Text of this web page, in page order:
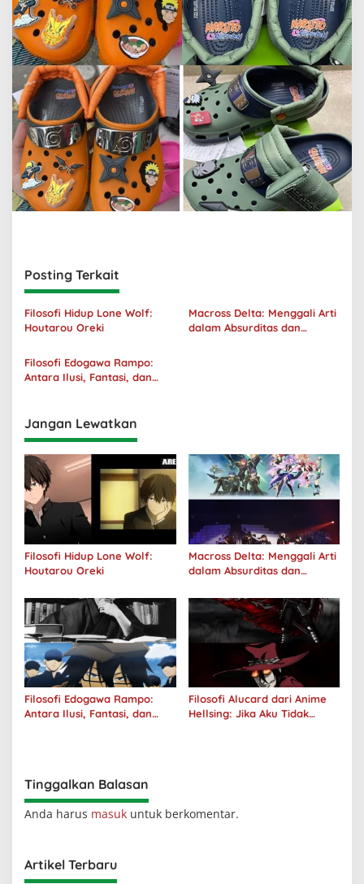
Posting Terkait
Filosofi Hidup Lone Wolf:
Houtarou Oreki
Macross Delta: Menggali Arti
dalam Absurditas dan
Filosofi Edogawa Rampo:
Antara Ilusi, Fantasi, dan
Jangan Lewatkan
Filosofi Hidup Lone Wolf:
Houtarou Oreki
Macross Delta: Menggali Arti
dalam Absurditas dan
Filosofi Edogawa Rampo:
Antara Ilusi, Fantasi, dan
Filosofi Alucard dari Anime
Hellsing: Jika Aku Tidak
Tinggalkan Balasan
Anda harus masuk untuk berkomentar.
Artikel Terbaru